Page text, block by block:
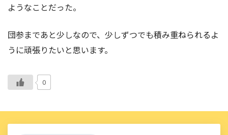
ようなことだった。
団参まであと少しなので、少しずつでも積み重ねられるよ
うに頑張りたいと思います。
0